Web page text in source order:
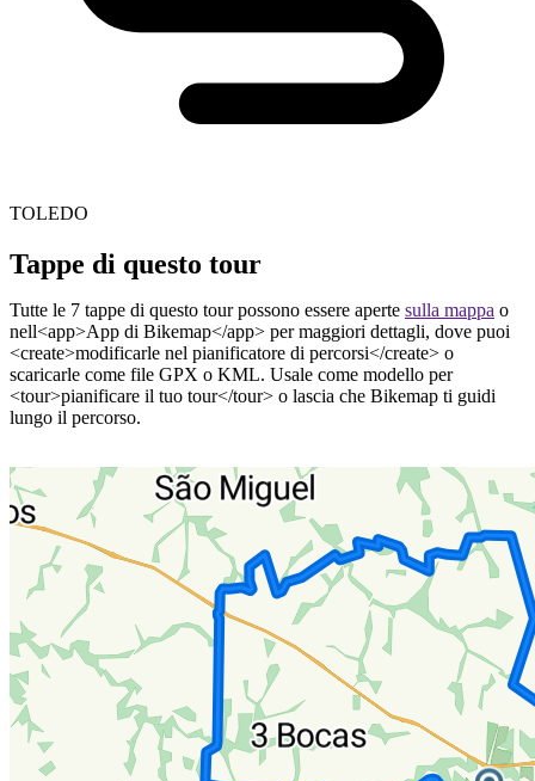
TOLEDO
Tappe di questo tour
Tutte le 7 tappe di questo tour possono essere aperte sulla mappa o
nell<app>App di Bikemap</app> per maggiori dettagli, dove puoi
<create>modificarle nel pianificatore di percorsi</create> o
scaricarle come file GPX o KML. Usale come modello per
<tour>pianificare il tuo tour</tour> o lascia che Bikemap ti guidi
lungo il percorso.